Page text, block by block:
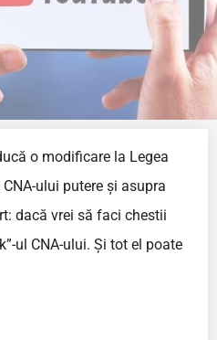
o modificare la Legea
ului putere și asupra
dacă vrei să faci chestii
ul CNA-ului. Și tot el poate